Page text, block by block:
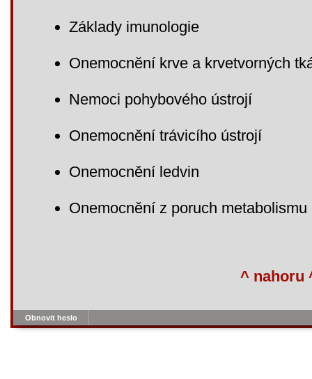
Základy imunologie
Onemocnění krve a krvetvorných
Nemoci pohybového ústrojí
Onemocnění trávicího ústrojí
Onemocnění ledvin
Onemocnění z poruch metabolismu
^ nahoru
Obnovit heslo